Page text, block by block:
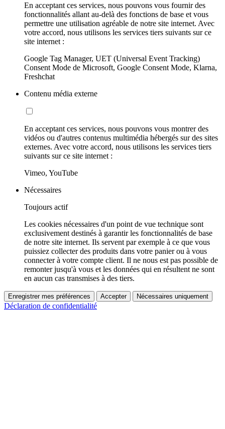
En acceptant ces services, nous pouvons vous fournir des
fonctionnalités allant au-delà des fonctions de base et vous
permettre une utilisation agréable de notre site internet. Avec
votre accord, nous utilisons les services tiers suivants sur ce
site internet :
Google Tag Manager, UET (Universal Event Tracking)
Consent Mode de Microsoft, Google Consent Mode, Klarna,
Freshchat
Contenu média externe
En acceptant ces services, nous pouvons vous montrer des
vidéos ou d'autres contenus multimédia hébergés sur des sites
externes. Avec votre accord, nous utilisons les services tiers
suivants sur ce site internet :
Vimeo, YouTube
Nécessaires
Toujours actif
Les cookies nécessaires d'un point de vue technique sont
exclusivement destinés à garantir les fonctionnalités de base
de notre site internet. Ils servent par exemple à ce que vous
puissiez collecter des produits dans votre panier ou à vous
connecter à votre compte client. Il ne nous est pas possible de
remonter jusqu'à vous et les données qui en résultent ne sont
en aucun cas transmises à des tiers.
Enregistrer mes préférences Accepter Nécessaires uniquement
Déclaration de confidentialité